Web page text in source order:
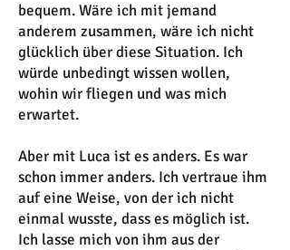
bequem. Wäre ich mit jemand
anderem zusammen, wäre ich nicht
glücklich über diese Situation. Ich
würde unbedingt wissen wollen,
wohin wir fliegen und was mich
erwartet.
Aber mit Luca ist es anders. Es war
schon immer anders. Ich vertraue ihm
auf eine Weise, von der ich nicht
einmal wusste, dass es möglich ist.
Ich lasse mich von ihm aus der